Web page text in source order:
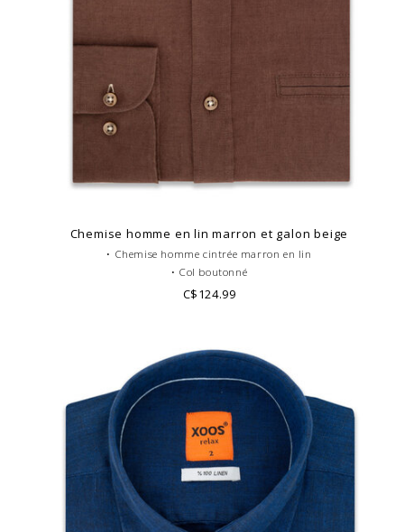
Chemise homme en lin marron et galon beige
• Chemise homme cintrée marron en lin
• Col boutonné
• Poignets simples
C$124.99